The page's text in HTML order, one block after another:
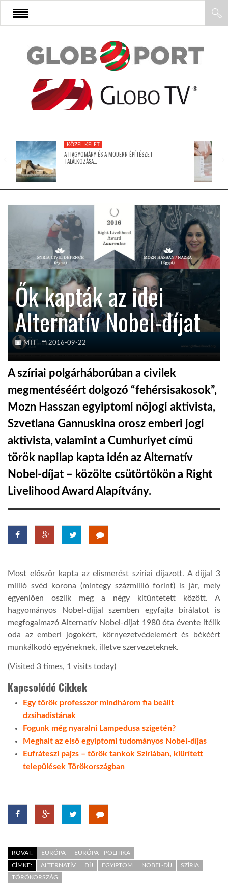
FŐOLDAL
AFRIKA
ÁZSIA
LATIN-AMERIKA
KÖZEL-KELET
AUSZTRÁLIA
A VILÁG ITTHON
MÉDIA
HÍR3D
TROPICALMAGAZIN
GLOBOTV
AFRIKA TUDÁSTÁR
A NAP SZÉPE
LINKTR.EE
GLOBOZSARU
LATIMO.HU
GLOBOBOOK
KÖZEL-KELET
A HAGYOMÁNY ÉS A MODERN ÉPÍTÉSZET
TALÁLKOZÁSA…
Ők kapták az idei
Alternatív Nobel-díjat
MTI 2016-09-22
A szíriai polgárháborúban a civilek
megmentéséért dolgozó “fehérsisakosok”,
Mozn Hasszan egyiptomi nőjogi aktivista,
Szvetlana Gannuskina orosz emberi jogi
aktivista, valamint a Cumhuriyet című
török napilap kapta idén az Alternatív
Nobel-díjat – közölte csütörtökön a Right
Livelihood Award Alapítvány.
Most először kapta az elismerést szíriai díjazott. A díjjal 3
millió svéd korona (mintegy százmillió forint) is jár, mely
egyenlően oszlik meg a négy kitüntetett között. A
hagyományos Nobel-díjjal szemben egyfajta bírálatot is
megfogalmazó Alternatív Nobel-díjat 1980 óta évente ítélik
oda az emberi jogokért, környezetvédelemért és békéért
munkálkodó egyéneknek, illetve szervezeteknek.
(Visited 3 times, 1 visits today)
Kapcsolódó Cikkek
Egy török professzor mindhárom fia beállt
dzsihadistának
Fogunk még nyaralni Lampedusa szigetén?
Meghalt az első egyiptomi tudományos Nobel-díjas
Eufráteszi pajzs – török tankok Szíriában, kiürített
települések Törökországban
ROVAT: EURÓPA
EURÓPA - POLITIKA
CÍMKE:
ALTERNATÍV DÍJ EGYIPTOM NOBEL-DÍJ
SZÍRIA
TÖRÖKORSZÁG